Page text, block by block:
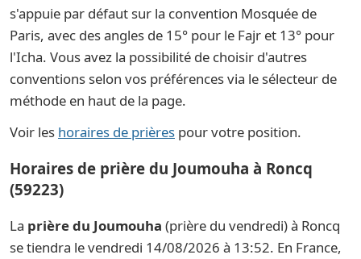
s'appuie par défaut sur la convention Mosquée de
Paris, avec des angles de 15° pour le Fajr et 13° pour
l'Icha. Vous avez la possibilité de choisir d'autres
conventions selon vos préférences via le sélecteur de
méthode en haut de la page.
Voir les horaires de prières pour votre position.
Horaires de prière du Joumouha à Roncq
(59223)
La prière du Joumouha (prière du vendredi) à Roncq
se tiendra le vendredi 14/08/2026 à 13:52. En France,